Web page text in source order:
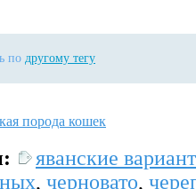
по другому тегу
порода кошек
яванские
, черновато,